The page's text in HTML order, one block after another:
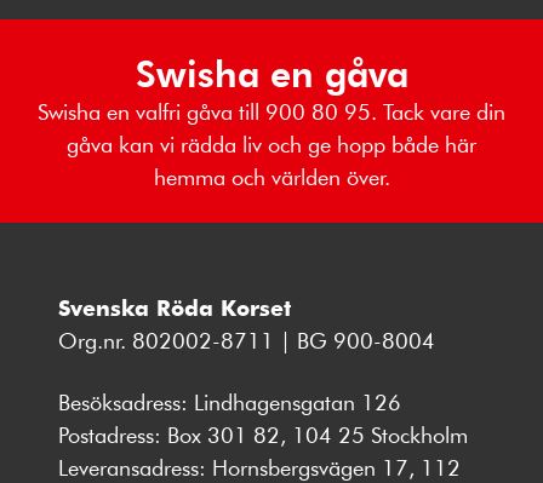
Swisha en gåva
Swisha en valfri gåva till 900 80 95. Tack vare din
gåva kan vi rädda liv och ge hopp både här
hemma och världen över.
Svenska Röda Korset
Org.nr. 802002-8711 | BG 900-8004
Besöksadress: Lindhagensgatan 126
Postadress: Box 301 82, 104 25 Stockholm
Leveransadress: Hornsbergsvägen 17, 112